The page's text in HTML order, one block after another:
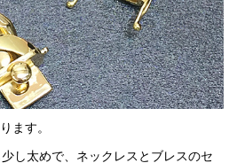
ます。
し太めで、ネックレスとブレスのセ